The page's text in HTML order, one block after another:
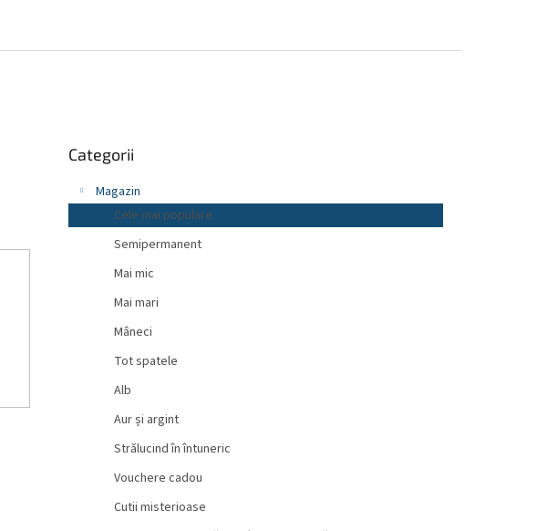
peste
Categorii
Magazin
Cele mai populare
Semipermanent
Mai mic
Mai mari
Mâneci
Tot spatele
Alb
Aur și argint
Strălucind în întuneric
Vouchere cadou
Cutii misterioase